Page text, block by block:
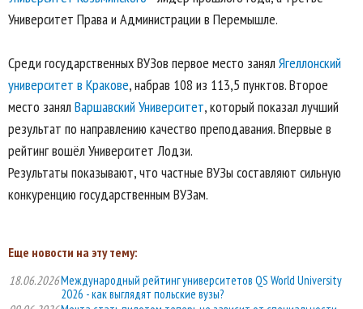
Университет Права и Администрации в Перемышле.
Среди государственных ВУЗов первое место занял Ягеллонский
университет в Кракове, набрав 108 из 113,5 пунктов. Второе
место занял Варшавский Университет, который показал лучший
результат по направлению качество преподавания. Впервые в
рейтинг вошёл Университет Лодзи.
Результаты показывают, что частные ВУЗы составляют сильную
конкуренцию государственным ВУЗам.
Еще новости на эту тему:
18.06.2026Международный рейтинг университетов QS World University
2026 - как выглядят польские вузы?